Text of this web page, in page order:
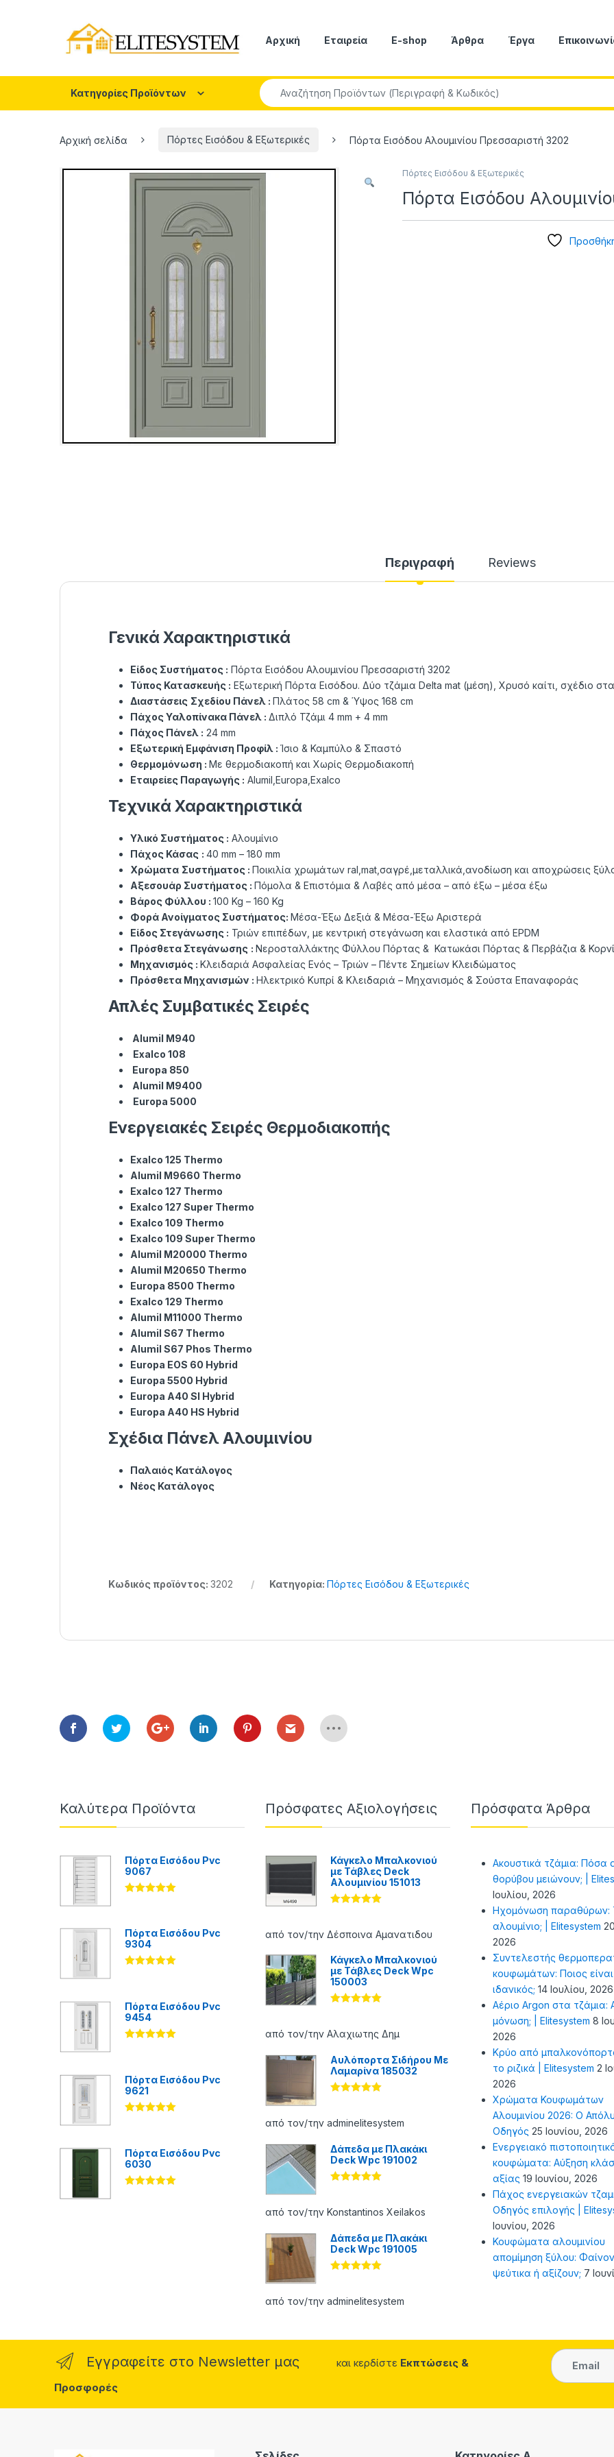
Αρχική Εταιρεία E-shop Άρθρα Έργα
Κατηγορίες Προϊόντων
Search for:
Αρχική σελίδα Πόρτες Εισόδου & Εξωτερικές Πόρτα Εισόδου Αλουμινίου Πρεσσαριστή 3202
Πόρτες Εισόδου & Εξωτερικές
Πόρτα Εισόδου
Περιγραφή Reviews
Γενικά Χαρακτηριστικά
Είδος Συστήματος : Πόρτα Εισόδου Αλουμινίου Πρεσσαριστή 3202
Τύπος Κατασκευής : Εξωτερική Πόρτα Εισόδου. Δύο τζάμια Delta mat (μέση), Χρυσό καίτι, σχέδιο
Διαστάσεις Σχεδίου Πάνελ : Πλάτος 58 cm & Ύψος 168 cm
Πάχος Υαλοπίνακα Πάνελ : Διπλό Τζάμι 4 mm + 4 mm
Πάχος Πάνελ : 24 mm
Εξωτερική Εμφάνιση Προφίλ : Ίσιο & Καμπύλο & Σπαστό
Θερμομόνωση : Με θερμοδιακοπή και Χωρίς Θερμοδιακοπή
Εταιρείες Παραγωγής : Alumil,Europa,Exalco
Τεχνικά Χαρακτηριστικά
Υλικό Συστήματος : Αλουμίνιο
Πάχος Κάσας : 40 mm – 180 mm
Χρώματα Συστήματος : Ποικιλία χρωμάτων ral,mat,σαγρέ,μεταλλικά,ανοδίωση και αποχρώσεις
Αξεσουάρ Συστήματος : Πόμολα & Επιστόμια & Λαβές από μέσα – από έξω – μέσα έξω
Βάρος Φύλλου : 100 Kg – 160 Kg
Φορά Ανοίγματος Συστήματος: Μέσα-Έξω Δεξιά & Μέσα-Έξω Αριστερά
Είδος Στεγάνωσης : Τριών επιπέδων, µε κεντρική στεγάνωση και ελαστικά από EPDM
Πρόσθετα Στεγάνωσης : Νεροσταλλάκτης Φύλλου Πόρτας & Κατωκάσι Πόρτας & Περβάζια &
Μηχανισμός : Κλειδαριά Ασφαλείας Ενός – Τριών – Πέντε Σημείων Κλειδώματος
Πρόσθετα Μηχανισμών : Ηλεκτρικό Κυπρί & Κλειδαριά – Μηχανισμός & Σούστα Επαναφοράς
Απλές Συμβατικές Σειρές
Alumil M940
Exalco 108
Europa 850
Alumil M9400
Europa 5000
Ενεργειακές Σειρές Θερμοδιακοπής
Exalco 125 Thermo
Alumil M9660 Thermo
Exalco 127 Thermo
Exalco 127 Super Thermo
Exalco 109 Thermo
Exalco 109 Super Thermo
Alumil M20000 Thermo
Alumil M20650 Thermo
Europa 8500 Thermo
Exalco 129 Thermo
Alumil M11000 Thermo
Alumil S67 Thermo
Alumil S67 Phos Thermo
Europa EOS 60 Hybrid
Europa 5500 Hybrid
Europa Α40 SI Hybrid
Europa A40 HS Hybrid
Σχέδια Πάνελ Αλουμινίου
Παλαιός Κατάλογος
Νέος Κατάλογος
Κωδικός προϊόντος: 3202 Κατηγορία: Πόρτες Εισόδου & Εξωτερικές
Καλύτερα Προϊόντα
Πόρτα Εισόδου Pvc
9067
Πόρτα Εισόδου Pvc
9304
Πόρτα Εισόδου Pvc
9454
Πόρτα Εισόδου Pvc
9621
Πόρτα Εισόδου Pvc
6030
Πρόσφατες Αξιολογήσεις
Κάγκελο Μπαλκονιού
με Τάβλες Deck
Αλουμινίου 151013
από 5
από τον/την Δέσποινα Αμανατιδου
Κάγκελο Μπαλκονιού
με Τάβλες Deck Wpc
150003
από 5
από τον/την Αλαχιωτης Δημ
Αυλόπορτα Σιδήρου Με
Λαμαρίνα 185032
από 5
από τον/την adminelitesystem
Δάπεδα με Πλακάκι
Deck Wpc 191002
από 5
από τον/την Konstantinos Xeilakos
Δάπεδα με Πλακάκι
Deck Wpc 191005
από 5
από τον/την adminelitesystem
Πρόσφατα Άρθρα
Ακουστικά τζάμια: Πόσα
θορύβου μειώνουν; |
Ιουλίου, 2026
Ηχομόνωση παραθύρων:
αλουμίνιο; | Elitesystem
2026
Συντελεστής
κουφωμάτων: Ποιος
ιδανικός; 14 Ιουλίου, 2026
Αέριο Argon στα τζάμια:
μόνωση; | Elitesystem 8
2026
Κρύο από
το ριζικά | Elitesystem 2
2026
Χρώματα Κουφωμάτων
Αλουμινίου 2026: Ο
Οδηγός 25 Ιουνίου, 2026
Ενεργειακό
κουφώματα: Αύξηση
αξίας 19 Ιουνίου, 2026
Πάχος ενεργειακών
Οδηγός επιλογής |
Ιουνίου, 2026
Κουφώματα αλουμινίου
απομίμηση ξύλου:
ψεύτικα ή αξίζουν; 7
Εγγραφείτε στο Newsletter μας και κερδίστε Εκπτώσεις &
Προσφορές